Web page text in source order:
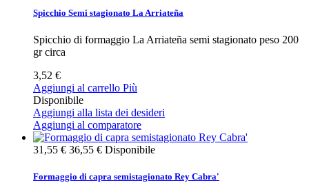
Spicchio Semi stagionato La Arriateña
Spicchio di formaggio La Arriateña semi stagionato peso 200
gr circa
3,52 €
Aggiungi al carrello Più
Disponibile
Aggiungi alla lista dei desideri
Aggiungi al comparatore
31,55 € 36,55 € Disponibile
Formaggio di capra semistagionato Rey Cabra'